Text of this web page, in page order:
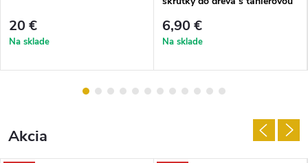
20 €
Na sklade
6,90 €
Na sklade
Akcia